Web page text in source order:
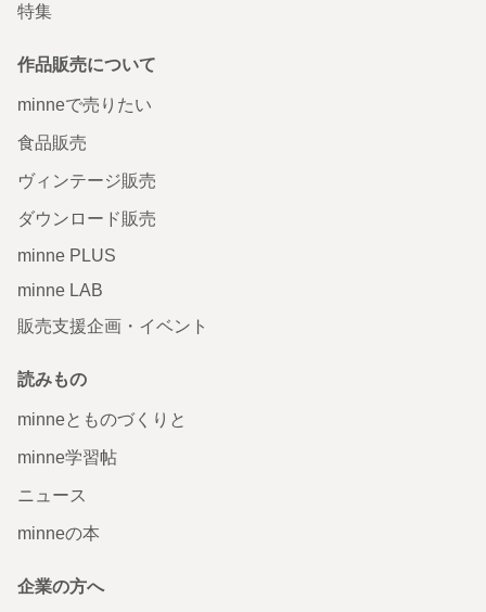
特集
作品販売について
minneで売りたい
食品販売
ヴィンテージ販売
ダウンロード販売
minne PLUS
minne LAB
販売支援企画・イベント
読みもの
minneとものづくりと
minne学習帖
ニュース
minneの本
企業の方へ